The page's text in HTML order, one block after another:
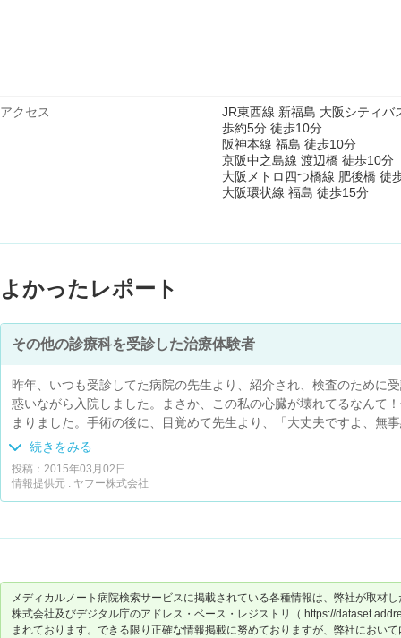
アクセス
JR東西線 新福島 大阪シティ
歩約5分 徒歩10分
阪神本線 福島 徒歩10分
京阪中之島線 渡辺橋 徒歩10分
大阪メトロ四つ橋線 肥後橋 徒
大阪環状線 福島 徒歩15分
よかったレポート
その他の診療科を受診した治療体験者
昨年、いつも受診してた病院の先生より、紹介され、検査のために
惑いながら入院しました。まさか、この私の心臓が壊れてるなんて
まりました。手術の後に、目覚めて先生より、「大丈夫ですよ、無
術後ケアが大変。でも、確かに先生達に手術の事を話して貰うと、
看護師の方たちも丁寧に対応して頂き感謝してます。皆さんに励ま
続きをみる
投稿：2015年03月02日
情報提供元 : ヤフー株式会社
メディカルノート病院検索サービスに掲載されている各種情報は、弊社が取材
株式会社及びデジタル庁のアドレス・ベース・レジストリ（ https://
まれております。できる限り正確な情報掲載に努めておりますが、弊社におい